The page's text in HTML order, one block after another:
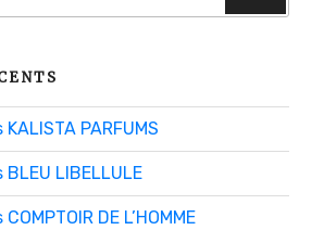
PARFUMS
LIBELLULE
DE L’HOMME